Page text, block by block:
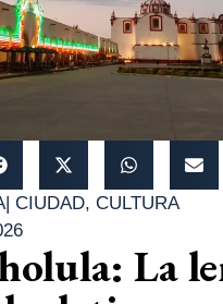
| CIUDAD, CULTURA
La